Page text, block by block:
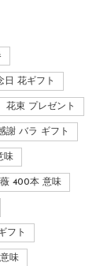
日 花ギフト
花束 プレゼント
謝 バラ ギフト
味
400本 意味
フト
味